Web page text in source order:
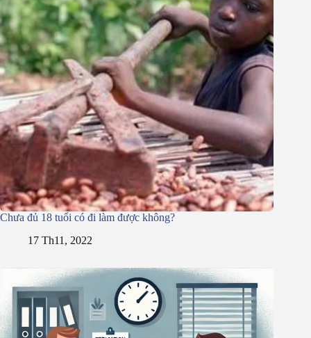
Chưa đủ 18 tuổi có đi làm được không?
17 Th11, 2022